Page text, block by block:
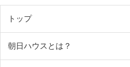
トップ
朝日ハウスとは？